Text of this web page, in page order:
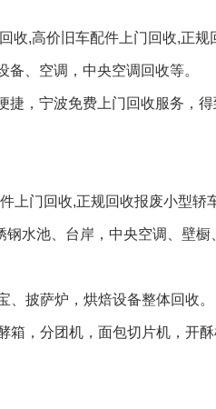
收,高价旧车配件上门回收,正
、空调，中央空调回收等。
，宁波免费上门回收服务，
上门回收,正规回收报废小型轿
水池、台岸，中央空调、壁橱
披萨炉，烘焙设备整体回收。
，分团机，面包切片机，开酥